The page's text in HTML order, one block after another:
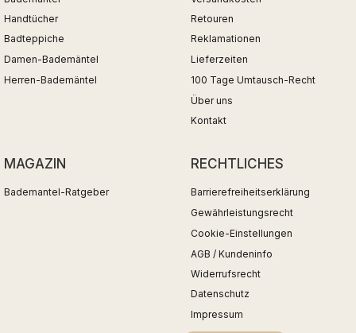
Handtücher
Badteppiche
Damen-Bademäntel
Herren-Bademäntel
Retouren
Reklamationen
Lieferzeiten
100 Tage Umtausch-Recht
Über uns
Kontakt
MAGAZIN
Bademantel-Ratgeber
RECHTLICHES
Barrierefreiheitserklärung
Gewährleistungsrecht
Cookie-Einstellungen
AGB / Kundeninfo
Widerrufsrecht
Datenschutz
Impressum